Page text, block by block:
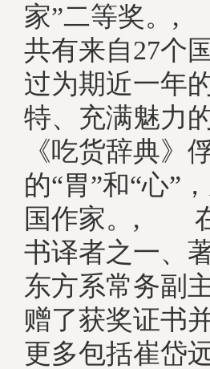
家”二等奖。,
共有来自27个
过为期近一年
特、充满魅力
《吃货辞典》
的“胃”和“心”
国作家。, 在
书译者之一、
东方系常务副
赠了获奖证书
更多包括崔岱